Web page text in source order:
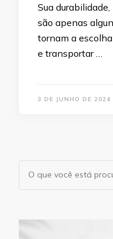
Sua
são apenas
tornam a
e transportar …
3 DE JUNHO DE 2024
Procurando
algo?